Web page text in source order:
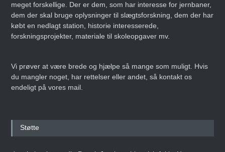
Danmarks Jernbanemuseum
fejrer 50-års jubilæum med
ARTIKELDen 14. juni 2025
ARTIKELDen 8. maj 2025
meget forskellige. Der er dem, som har interesse for jernbaner,
dem der skal bruge oplysninger til slægtsforskning, dem der har
købt en nedlagt station, historie interesserede,
forskningsprojekter, materiale til skoleopgaver mv.
Vi prøver at være brede og hjælpe så mange som muligt. Hvis
du mangler noget, har rettelser eller andet, så kontakt os
endeligt på vores mail.
Støtte